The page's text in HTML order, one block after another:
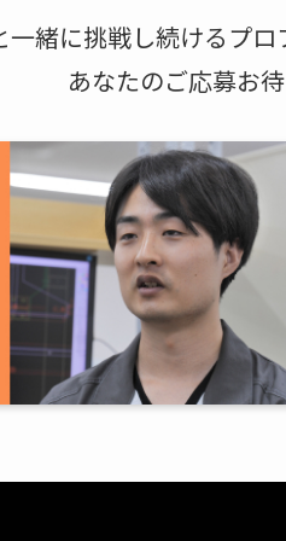
一緒に挑戦し続けるプ
あなたのご応募お待